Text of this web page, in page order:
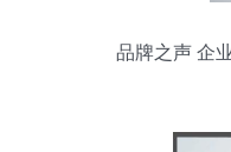
品牌之声 企